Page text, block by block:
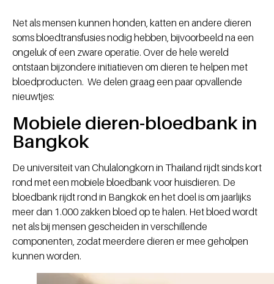
Net als mensen kunnen honden, katten en andere dieren
soms bloedtransfusies nodig hebben, bijvoorbeeld na een
ongeluk of een zware operatie. Over de hele wereld
ontstaan bijzondere initiatieven om dieren te helpen met
bloedproducten. We delen graag een paar opvallende
nieuwtjes:
Mobiele dieren-bloedbank in
Bangkok
De universiteit van Chulalongkorn in Thailand rijdt sinds kort
rond met een mobiele bloedbank voor huisdieren. De
bloedbank rijdt rond in Bangkok en het doel is om jaarlijks
meer dan 1.000 zakken bloed op te halen. Het bloed wordt
net als bij mensen gescheiden in verschillende
componenten, zodat meerdere dieren er mee geholpen
kunnen worden.